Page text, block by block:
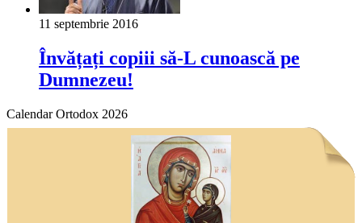
11 septembrie 2016
Învățați copiii să-L cunoască pe
Dumnezeu!
Calendar Ortodox 2026